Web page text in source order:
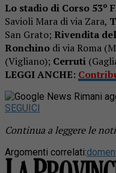
Lo stadio di Corso 53º
Savioli Mara di via Zara,
San Grato; Rivendita
Ronchino di via Roma
(Vigliano); Cerruti
LEGGI ANCHE:
Rimani
SEGUICI
Continua a leggere le
Argomenti correlati: